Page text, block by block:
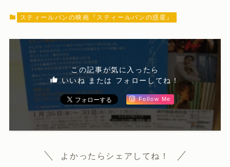
スティールパンの映画『スティールパンの惑星』
この記事が気に入ったら
いいね または フォローしてね！
Follow Me
よかったらシェアしてね！